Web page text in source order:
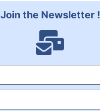
Join the Newsletter !